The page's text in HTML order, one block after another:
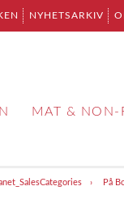
NYHETSARKIV
MAT & NON-
På